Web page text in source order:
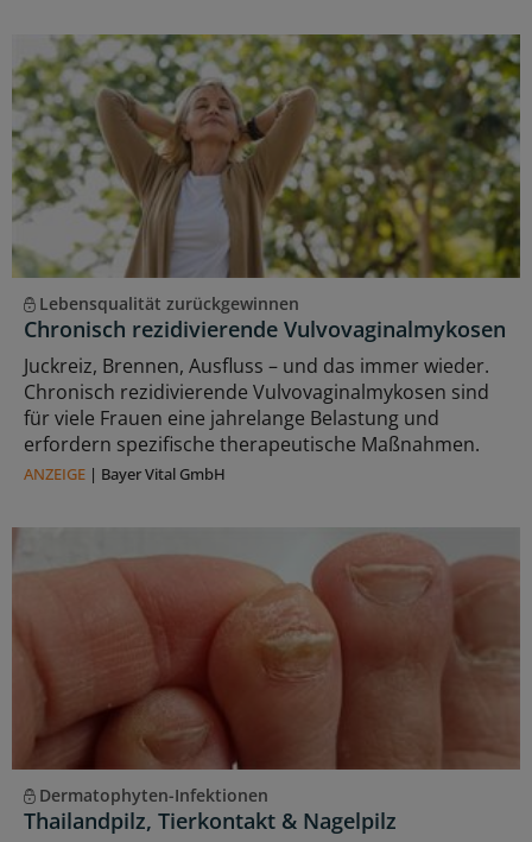
Lebensqualität zurückgewinnen
Chronisch rezidivierende Vulvovaginalmykosen
Juckreiz, Brennen, Ausfluss – und das immer wieder.
Chronisch rezidivierende Vulvovaginalmykosen sind
für viele Frauen eine jahrelange Belastung und
erfordern spezifische therapeutische Maßnahmen.
ANZEIGE | Bayer Vital GmbH
Dermatophyten-Infektionen
Thailandpilz, Tierkontakt & Nagelpilz